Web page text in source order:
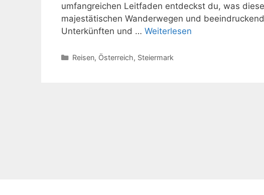
umfangreichen Leitfaden entdeckst du, was
majestätischen Wanderwegen und
Unterkünften und … Weiterlesen
Kategorien
Reisen, Österreich, Steiermark